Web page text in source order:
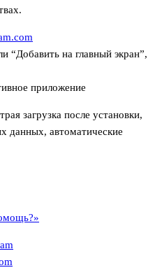
“Добавить на главный экран”,
приложение
загрузка после установки,
данных, автоматические